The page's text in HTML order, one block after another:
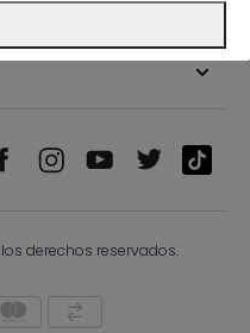
derechos reservados.